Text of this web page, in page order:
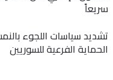
سريعاً
تشديد سياسات اللجوء
الحماية الفرعية للسوريين